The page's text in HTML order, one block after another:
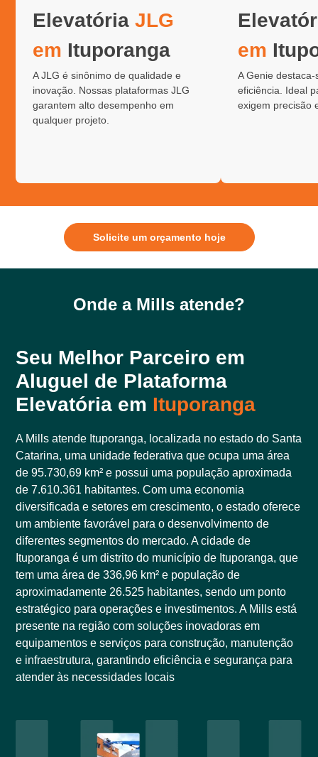
ElevatóriaJLG
em Ituporanga
A JLG é sinônimo de qualidade e
inovação. Nossas plataformas JLG
garantem alto desempenho em
qualquer projeto.
em
A Genie
eficiência. Ideal
exigem precisão
Solicite um orçamento hoje
Onde a Mills atende?
Seu Melhor Parceiro em
Aluguel de Plataforma
Elevatória em Ituporanga
A Mills atende Ituporanga, localizada no estado do Santa
Catarina, uma unidade federativa que ocupa uma área
de 95.730,69 km² e possui uma população aproximada
de 7.610.361 habitantes. Com uma economia
diversificada e setores em crescimento, o estado oferece
um ambiente favorável para o desenvolvimento de
diferentes segmentos do mercado. A cidade de
Ituporanga é um distrito do município de Ituporanga, que
tem uma área de 336,96 km² e população de
aproximadamente 26.525 habitantes, sendo um ponto
estratégico para operações e investimentos. A Mills está
presente na região com soluções inovadoras em
equipamentos e serviços para construção, manutenção
e infraestrutura, garantindo eficiência e segurança para
atender às necessidades locais